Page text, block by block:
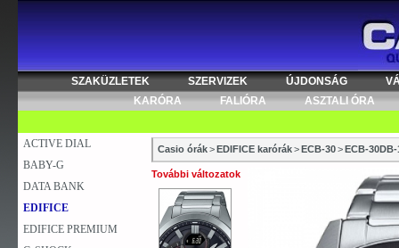
SZAKÜZLETEK SZERVIZEK ÚJDONSÁG
KARÓRA
FALIÓRA ASZTALI ÓRA
ACTIVE DIAL
BABY-G
DATA BANK
EDIFICE
EDIFICE PREMIUM
Casio órák>EDIFICE karórák>ECB-30>ECB-30DB-
További változatok